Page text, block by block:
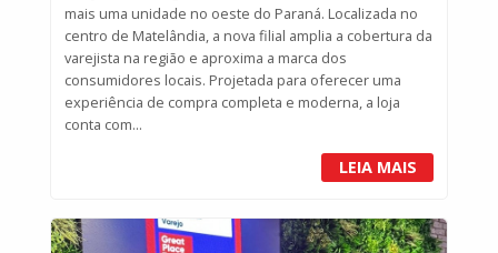
mais uma unidade no oeste do Paraná. Localizada no
centro de Matelândia, a nova filial amplia a cobertura da
varejista na região e aproxima a marca dos
consumidores locais. Projetada para oferecer uma
experiência de compra completa e moderna, a loja
conta com...
LEIA MAIS